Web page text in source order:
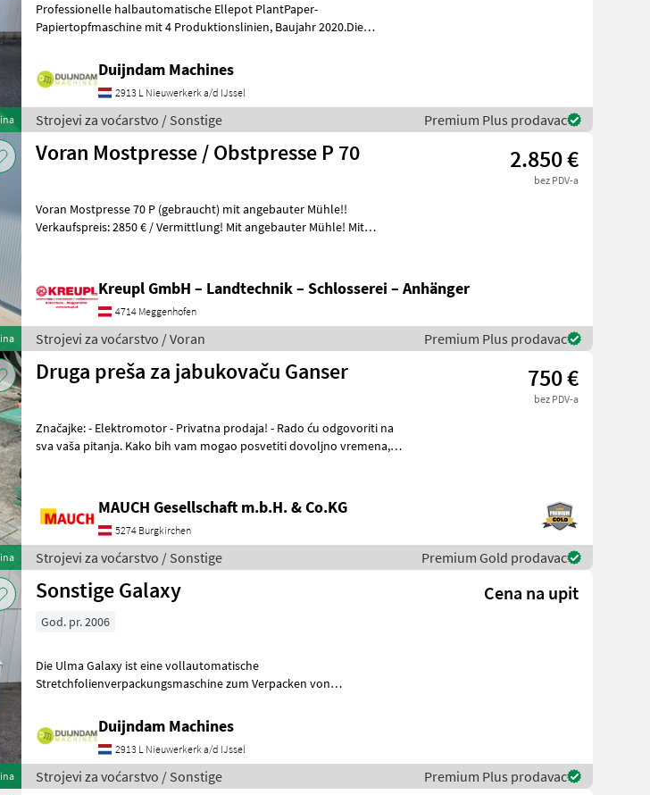
Professionelle halbautomatische Ellepot PlantPaper-
Papiertopfmaschine mit 4 Produktionslinien, Baujahr 2020.Die
Duijndam Machines
2913 L Nieuwerkerk a/d IJssel
Strojevi za voćarstvo / Sonstige Premium Plus prodavac
Voran Mostpresse / Obstpresse P 70 2.850 €
bez PDV-a
Voran Mostpresse 70 P (gebraucht) mit angebauter Mühle!!
Verkaufspreis: 2850 € / Vermittlung! Mit angebauter Mühle! Mit
Kreupl GmbH – Landtechnik – Schlosserei – Anhänger
4714 Meggenhofen
Strojevi za voćarstvo / Voran Premium Plus prodavac
Druga preša za jabukovaču Ganser 750 €
bez PDV-a
Značajke: - Elektromotor - Privatna prodaja! - Rado ću odgovoriti na
sva vaša pitanja. Kako bih vam mogao posvetiti dovoljno vremena,
MAUCH Gesellschaft m.b.H. & Co.KG
5274 Burgkirchen
Strojevi za voćarstvo / Sonstige Premium Gold prodavac
Sonstige Galaxy Cena na upit
God. pr. 2006
Die Ulma Galaxy ist eine vollautomatische
Stretchfolienverpackungsmaschine zum Verpacken von
Duijndam Machines
2913 L Nieuwerkerk a/d IJssel
Strojevi za voćarstvo / Sonstige Premium Plus prodavac